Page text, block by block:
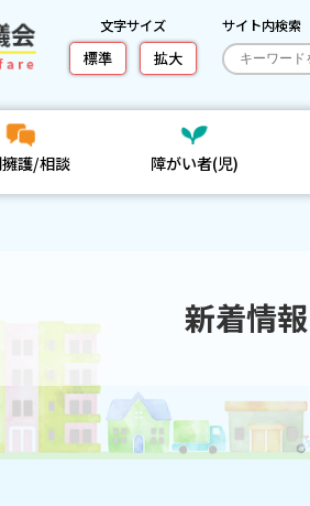
文字サイズ
標準 拡大
サイト内検索
護/相談 障がい者(児)
新着情報